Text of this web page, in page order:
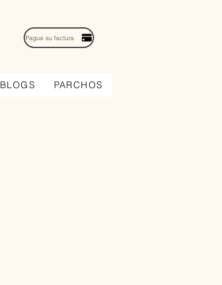
Pague su factura
BLOGS PARCHOS